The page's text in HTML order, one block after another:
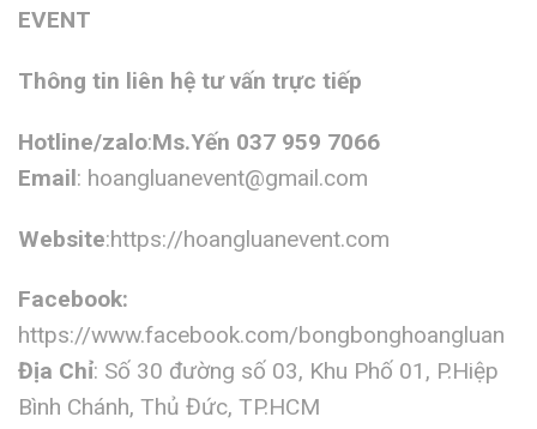
EVENT
Thông tin liên hệ tư vấn trực tiếp
Hotline/zalo:Ms.Yến 037 959 7066
Email: hoangluanevent@gmail.com
Website:https://hoangluanevent.com
Facebook:
https://www.facebook.com/bongbonghoangluan
Địa Chỉ: Số 30 đường số 03, Khu Phố 01, P.Hiệp
Bình Chánh, Thủ Đức, TP.HCM